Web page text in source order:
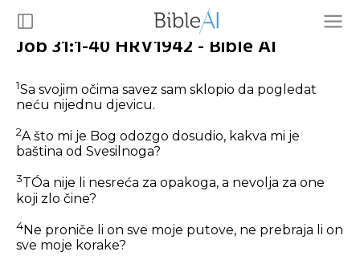
Job 31:1-40 HRV1942 - Bible AI
1Sa svojim očima savez sam sklopio da pogledat
neću nijednu djevicu.
2A što mi je Bog odozgo dosudio, kakva mi je
baština od Svesilnoga?
3TÓa nije li nesreća za opakoga, a nevolja za one
koji zlo čine?
4Ne proniče li on sve moje putove, ne prebraja li on
sve moje korake?